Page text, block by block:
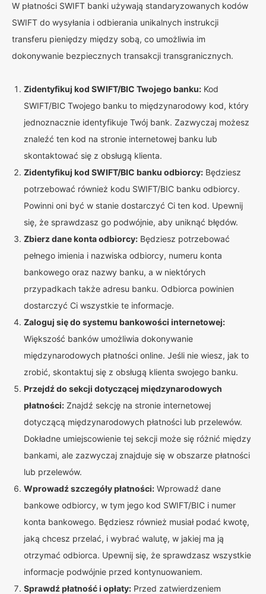
W płatności SWIFT banki używają standaryzowanych kodów
SWIFT do wysyłania i odbierania unikalnych instrukcji
transferu pieniędzy między sobą, co umożliwia im
dokonywanie bezpiecznych transakcji transgranicznych.
Zidentyfikuj kod SWIFT/BIC Twojego banku: Kod
SWIFT/BIC Twojego banku to międzynarodowy kod, który
jednoznacznie identyfikuje Twój bank. Zazwyczaj możesz
znaleźć ten kod na stronie internetowej banku lub
skontaktować się z obsługą klienta.
Zidentyfikuj kod SWIFT/BIC banku odbiorcy: Będziesz
potrzebować również kodu SWIFT/BIC banku odbiorcy.
Powinni oni być w stanie dostarczyć Ci ten kod. Upewnij
się, że sprawdzasz go podwójnie, aby uniknąć błędów.
Zbierz dane konta odbiorcy: Będziesz potrzebować
pełnego imienia i nazwiska odbiorcy, numeru konta
bankowego oraz nazwy banku, a w niektórych
przypadkach także adresu banku. Odbiorca powinien
dostarczyć Ci wszystkie te informacje.
Zaloguj się do systemu bankowości internetowej:
Większość banków umożliwia dokonywanie
międzynarodowych płatności online. Jeśli nie wiesz, jak to
zrobić, skontaktuj się z obsługą klienta swojego banku.
Przejdź do sekcji dotyczącej międzynarodowych
płatności: Znajdź sekcję na stronie internetowej
dotyczącą międzynarodowych płatności lub przelewów.
Dokładne umiejscowienie tej sekcji może się różnić między
bankami, ale zazwyczaj znajduje się w obszarze płatności
lub przelewów.
Wprowadź szczegóły płatności: Wprowadź dane
bankowe odbiorcy, w tym jego kod SWIFT/BIC i numer
konta bankowego. Będziesz również musiał podać kwotę,
jaką chcesz przelać, i wybrać walutę, w jakiej ma ją
otrzymać odbiorca. Upewnij się, że sprawdzasz wszystkie
informacje podwójnie przed kontynuowaniem.
Sprawdź płatność i opłaty: Przed zatwierdzeniem